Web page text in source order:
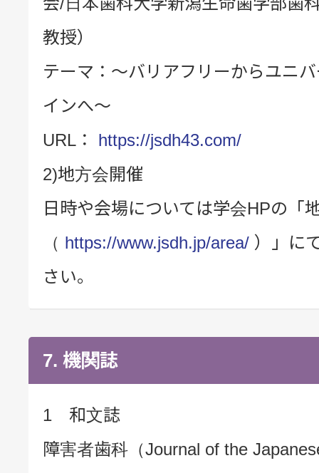
教授）
テーマ：～バリアフリーからユニ
インへ～
URL： https://jsdh43.com/
2)地方会開催
日時や会場については学会HPの「
（ https://www.jsdh.jp/area/ ）」に
さい。
7. 機関誌
1 和文誌
障害者歯科（Journal of the